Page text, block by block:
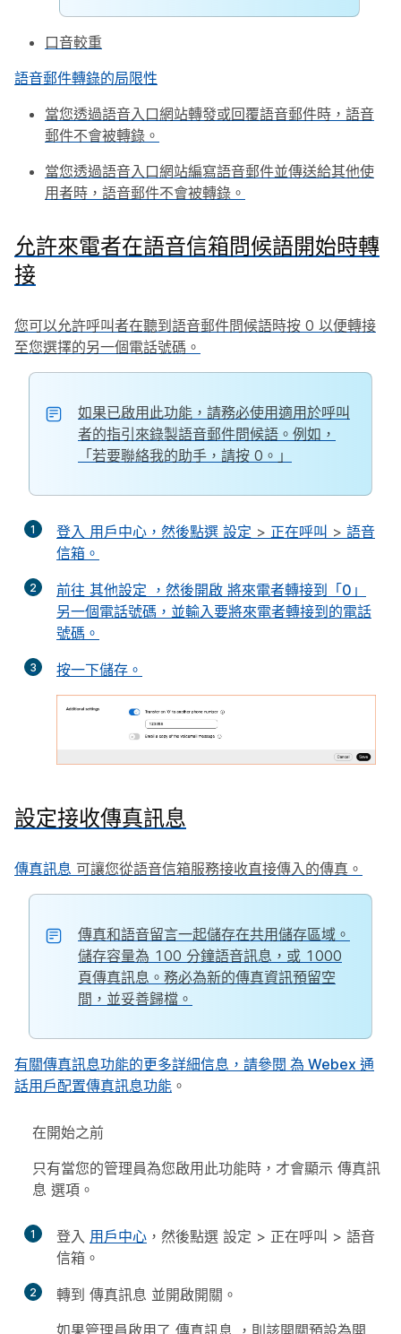
口音較重
語音郵件轉錄的局限性
當您透過語音入口網站轉發或回覆語音郵件時，語音
郵件不會被轉錄。
當您透過語音入口網站編寫語音郵件並傳送給其他使
用者時，語音郵件不會被轉錄。
允許來電者在語音信箱問候語開始時轉
接
您可以允許呼叫者在聽到語音郵件問候語時按 0 以便轉接
至您選擇的另一個電話號碼。
如果已啟用此功能，請務必使用適用於呼叫
者的指引來錄製語音郵件問候語。例如，
「若要聯絡我的助手，請按 0。」
1 登入 用戶中心 ，然後點選 設定 > 正在呼叫 > 語音
信箱 。
2 前往 其他設定 ，然後開啟 將來電者轉接到「0」
另一個電話號碼 ，並輸入要將來電者轉接到的電話
號碼。
3 按一下儲存 。
設定接收傳真訊息
傳真訊息 可讓您從語音信箱服務接收直接傳入的傳真。
傳真和語音留言一起儲存在共用儲存區域。
儲存容量為 100 分鐘語音訊息，或 1000
頁傳真訊息。務必為新的傳真資訊預留空
間，並妥善歸檔。
有關傳真訊息功能的更多詳細信息，請參閱 為 Webex 通
話用戶配置傳真訊息功能 。
在開始之前
只有當您的管理員為您啟用此功能時，才會顯示 傳真訊
息 選項。
1 登入 用戶中心 ，然後點選 設定 > 正在呼叫 > 語音
信箱 。
2 轉到 傳真訊息 並開啟開關。